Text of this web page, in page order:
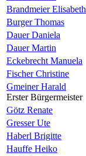
Brandmeier Elisabeth
Burger Thomas
Dauer Daniela
Dauer Martin
Eckebrecht Manuela
Fischer Christine
Gmeiner Harald
Erster Bürgermeister
Götz Renate
Gresser Ute
Haberl Brigitte
Hauffe Heiko